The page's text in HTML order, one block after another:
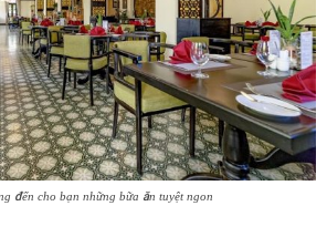
đến cho bạn những bữa ăn tuyệt ngon